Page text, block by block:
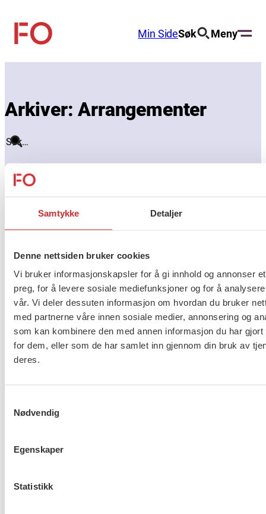
Samtykke Detaljer
Denne nettsiden bruker cookies
Vi bruker informasjonskapsler for å gi innhold og annonser
preg, for å levere sosiale mediefunksjoner og for å
vår. Vi deler dessuten informasjon om hvordan du bruker
med partnerne våre innen sosiale medier, annonsering og
som kan kombinere den med annen informasjon du har gjort
for dem, eller som de har samlet inn gjennom din bruk av
deres.
Nødvendig
Egenskaper
Statistikk
innhold
FO
(Fellesorganisasjonen)
Min SideSøk Meny
Arkiver:Arrangementer
Søk
Hjem
funnet.
About us (English)
FO (Fellesorganisasjonen)
Mariboes gate 13
Pb. 4693 Sofienberg
0506 OSLO
kontor@fo.no
Nettredaktør: nettredaktor@fo.no
Fakturaadresser til FO sentralt og FOs avdelinger